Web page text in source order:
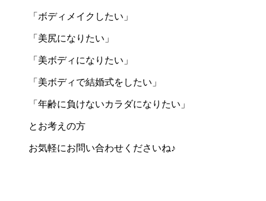
「ボディメイクしたい」
「美尻になりたい」
「美ボディになりたい」
「美ボディで結婚式をしたい」
「年齢に負けないカラダになりたい」
とお考えの方
お気軽にお問い合わせくださいね♪